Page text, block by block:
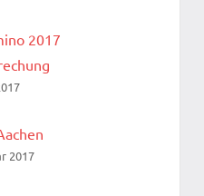
2017
2017